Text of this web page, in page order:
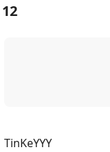
12
TinKeYYY